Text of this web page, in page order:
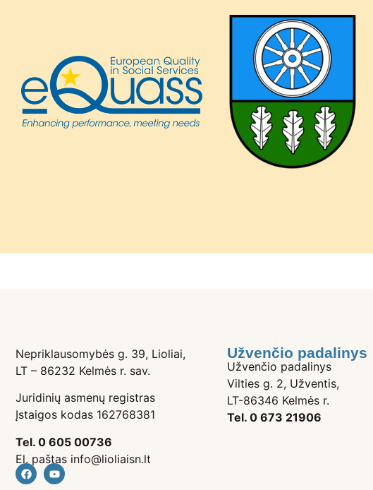
Nepriklausomybės g. 39, Lioliai,
LT – 86232 Kelmės r. sav.
Juridinių asmenų registras
Įstaigos kodas 162768381
Tel. 0 605 00736
El. paštas info@lioliaisn.lt
Užvenčio padalinys
Užvenčio padalinys
Vilties g. 2, Užventis,
LT-86346 Kelmės r.
Tel. 0 673 21906